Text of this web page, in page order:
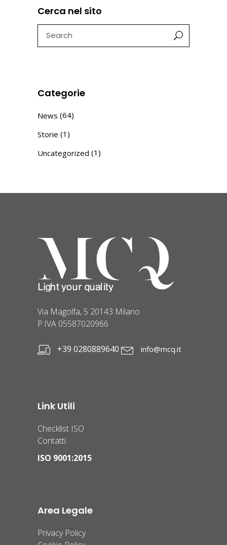
Cerca nel sito
Categorie
News (64)
Storie (1)
Uncategorized (1)
Via Magolfa, 5 20143 Milano
P.IVA 05587020966
+39 0280889640 info@mcq.it
Link Utili
Checklist ISO
Contatti
ISO 9001:2015
Area Legale
Privacy Policy